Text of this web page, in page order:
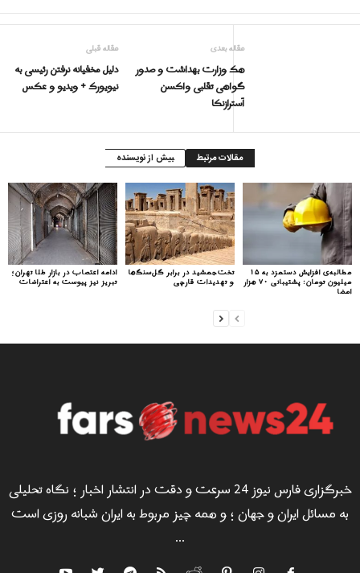
مقاله قبلی
دلیل مخفیانه نرفتن رئیسی به
نیویورک + ویدیو و عكس
مقاله بعدی
هک وزارت بهداشت و صدور
گواهی تقلبی واکسن
آسترازنکا
مقالات مرتبط بیش از نویسنده
ادامه اعتصاب در بازار طلا تهران؛
تبریز نیز پیوست به اعتراضات
تخت‌جمشید در برابر گل‌سنگ‌ها
و تهدیدات قارچی
مطالبه‌ی افزایش دستمزد به ۱۵
میلیون تومان: پشتیبانی ۷۰ هزار
امضا
خبرگزاری فارس نیوز 24 سرعت و دقت در انتشار اخبار ؛ نگاه تحلیلی
به مسائل ایران و جهان ؛ و همه چیز مربوط به ایران شبانه روزی است
...